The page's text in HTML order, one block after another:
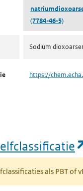
(7784-46-5)
Sodium
https://
als PBT of